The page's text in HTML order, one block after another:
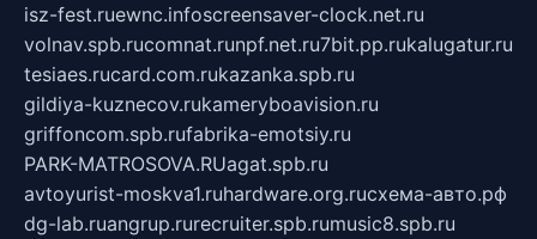
isz-fest.ruewnc.infoscreensaver-clock.net.ru
volnav.spb.rucomnat.runpf.net.ru7bit.pp.rukalugatur.ru
tesiaes.rucard.com.rukazanka.spb.ru
gildiya-kuznecov.rukameryboavision.ru
griffoncom.spb.rufabrika-emotsiy.ru
PARK-MATROSOVA.RUagat.spb.ru
avtoyurist-moskva1.ruhardware.org.ruсхема-авто.рф
dg-lab.ruangrup.rurecruiter.spb.rumusic8.spb.ru